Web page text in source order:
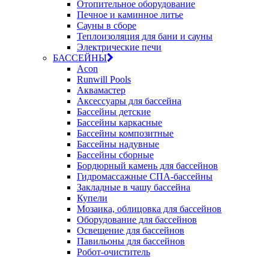
Отопительное оборудование
Печное и каминное литье
Сауны в сборе
Теплоизоляция для бани и сауны
Электрические печи
БАССЕЙНЫ
Acon
Runwill Pools
Аквамастер
Аксессуары для бассейна
Бассейны детские
Бассейны каркасные
Бассейны композитные
Бассейны надувные
Бассейны сборные
Бордюрный камень для бассейнов
Гидромассажные СПА-бассейны
Закладные в чашу бассейна
Купели
Мозаика, облицовка для бассейнов
Оборудование для бассейнов
Освещение для бассейнов
Павильоны для бассейнов
Робот-очиститель